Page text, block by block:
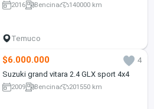
2016 Bencina 140000 km
Temuco
$6.000.000
4
Suzuki grand vitara 2.4 GLX sport 4x4
2009 Bencina 201550 km